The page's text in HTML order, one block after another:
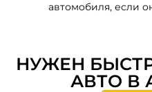
автомобиля, если
НУЖЕН
АВТО В